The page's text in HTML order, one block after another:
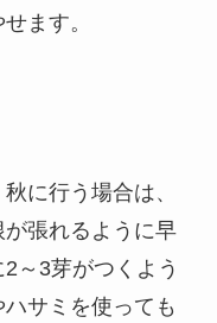
ます。
に行う場合は、
張れるように早
～3芽がつくよう
サミを使っても